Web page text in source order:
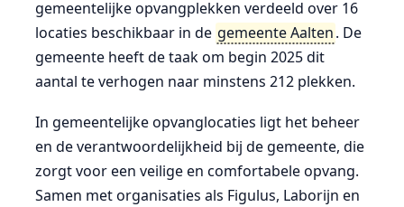
gemeentelijke opvangplekken verdeeld over 16
locaties beschikbaar in de gemeente Aalten. De
gemeente heeft de taak om begin 2025 dit
aantal te verhogen naar minstens 212 plekken.
In gemeentelijke opvanglocaties ligt het beheer
en de verantwoordelijkheid bij de gemeente, die
zorgt voor een veilige en comfortabele opvang.
Samen met organisaties als Figulus, Laborijn en